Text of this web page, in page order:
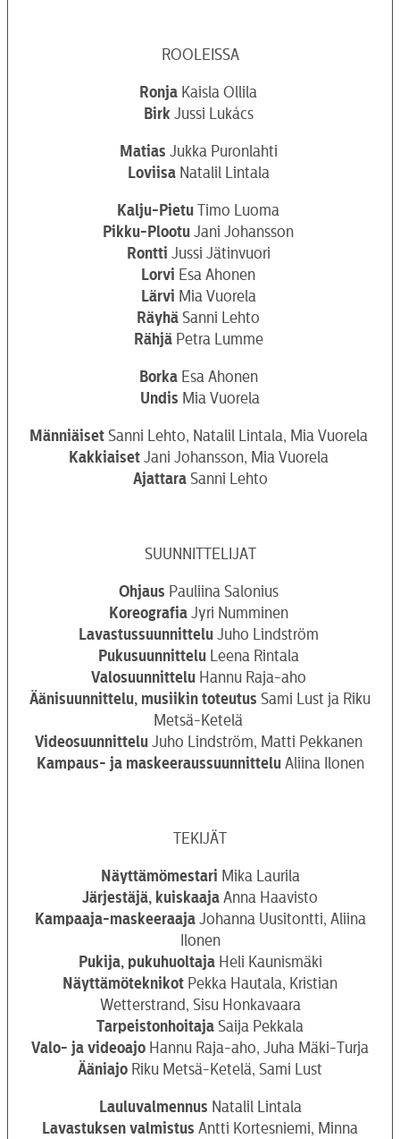
ROOLEISSA
Ronja Kaisla Ollila
BirkJussi Lukács
Matias Jukka Puronlahti
LoviisaNatalil Lintala
Kalju-Pietu Timo Luoma
Pikku-Plootu Jani Johansson
Rontti Jussi Jätinvuori
Lorvi Esa Ahonen
Lärvi Mia Vuorela
Räyhä Sanni Lehto
RähjäPetra Lumme
BorkaEsa Ahonen
Undis Mia Vuorela
MänniäisetSanni Lehto, Natalil Lintala, Mia Vuorela
KakkiaisetJani Johansson, Mia Vuorela
AjattaraSanni Lehto
SUUNNITTELIJAT
Ohjaus Pauliina Salonius
KoreografiaJyri Numminen
LavastussuunnitteluJuho Lindström
PukusuunnitteluLeena Rintala
ValosuunnitteluHannu Raja-aho
Äänisuunnittelu, musiikin toteutus Sami Lust ja Riku
Metsä-Ketelä
VideosuunnitteluJuho Lindström, Matti Pekkanen
Kampaus- ja maskeeraussuunnitteluAliina Ilonen
TEKIJÄT
Näyttämömestari Mika Laurila
Järjestäjä, kuiskaaja Anna Haavisto
Kampaaja-maskeeraajaJohanna Uusitontti, Aliina
Ilonen
Pukija, pukuhuoltajaHeli Kaunismäki
Näyttämöteknikot Pekka Hautala, Kristian
Wetterstrand, Sisu Honkavaara
Tarpeistonhoitaja Saija Pekkala
Valo- ja videoajo Hannu Raja-aho, Juha Mäki-Turja
Ääniajo Riku Metsä-Ketelä, Sami Lust
Lauluvalmennus Natalil Lintala
Lavastuksen valmistus Antti Kortesniemi, Minna